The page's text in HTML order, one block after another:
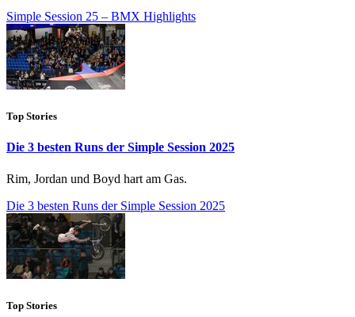
Simple Session 25 – BMX Highlights
Top Stories
Die 3 besten Runs der Simple Session 2025
Rim, Jordan und Boyd hart am Gas.
Die 3 besten Runs der Simple Session 2025
Top Stories